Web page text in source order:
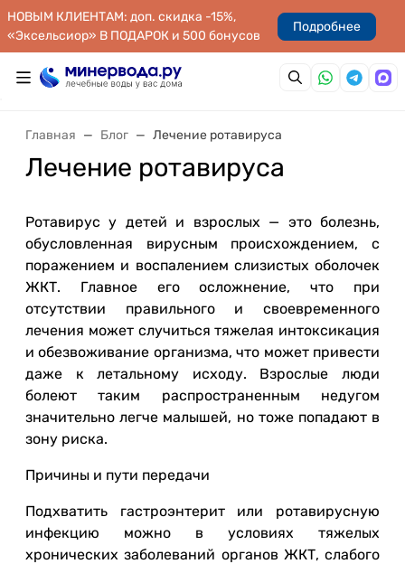
НОВЫМ КЛИЕНТАМ: доп. скидка -15%,
«Эксельсиор» В ПОДАРОК и 500 бонусов
Подробнее
Главная Блог Лечение ротавируса
Лечение ротавируса
Ротавирус у детей и взрослых — это болезнь,
обусловленная вирусным происхождением, с
поражением и воспалением слизистых оболочек
ЖКТ. Главное его осложнение, что при
отсутствии правильного и своевременного
лечения может случиться тяжелая интоксикация
и обезвоживание организма, что может привести
даже к летальному исходу. Взрослые люди
болеют таким распространенным недугом
значительно легче малышей, но тоже попадают в
зону риска.
Причины и пути передачи
Подхватить гастроэнтерит или ротавирусную
инфекцию можно в условиях тяжелых
хронических заболеваний органов ЖКТ, слабого